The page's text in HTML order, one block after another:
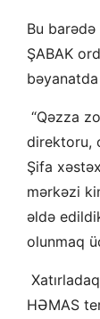
Bu
ŞABAK
“Qəzza
direktoru,
Şifa
mərkəzi
əldə
olunmaq
HƏMAS